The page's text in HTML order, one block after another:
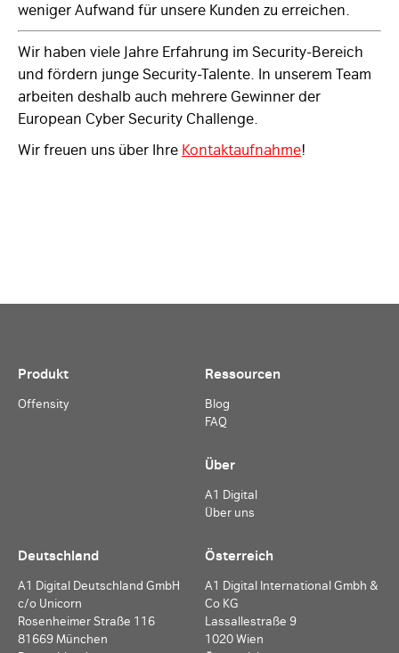
weniger Aufwand für unsere Kunden zu erreichen.
Wir haben viele Jahre Erfahrung im Security-Bereich
und fördern junge Security-Talente. In unserem Team
arbeiten deshalb auch mehrere Gewinner der
European Cyber Security Challenge.
Wir freuen uns über Ihre Kontaktaufnahme!
Produkt
Offensity
Ressourcen
Blog
FAQ
Über
A1 Digital
Über uns
Deutschland
A1 Digital Deutschland GmbH
c/o Unicorn
Rosenheimer Straße 116
81669 München
Österreich
A1 Digital International Gmbh &
Co KG
Lassallestraße 9
1020 Wien